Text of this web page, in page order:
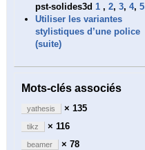
pst-solides3d 1 , 2, 3, 4, 5
Utiliser les variantes
stylistiques d’une police
(suite)
Mots-clés associés
yathesis × 135
tikz × 116
beamer × 78